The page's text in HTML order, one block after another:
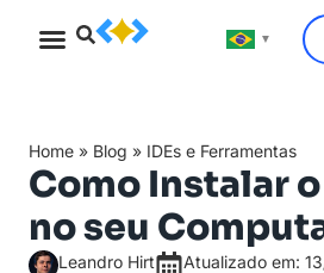
▼
Home » Blog » IDEs e Ferramentas
Como Instalar
no seu
Leandro Hirt Atualizado em: